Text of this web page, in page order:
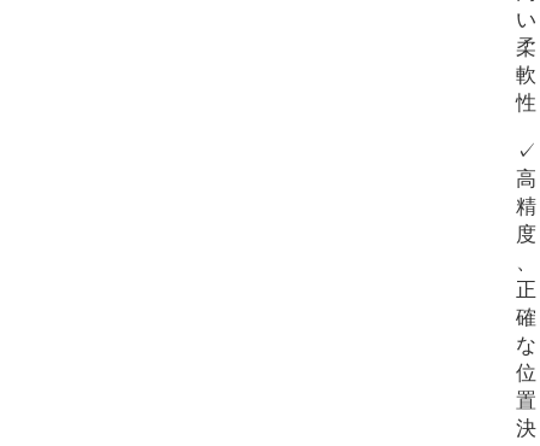
い
柔
軟
性
✓
高
精
度
、
正
確
な
位
置
決